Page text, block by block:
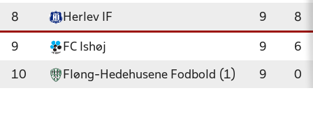
8 Herlev IF 9 8
9 FC Ishøj 9 6
10 Fløng-Hedehusene Fodbold (1) 9 0